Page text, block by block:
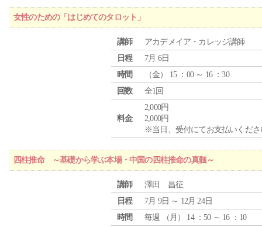
女性のための「はじめてのタロット」
講師
アカデメイア・カレッジ講師
日程
7月 6日
時間
（金） 15 ：00 ～ 16 ：30
回数
全1回
料金
2,000円
2,000円
※当日、受付にてお支払いくださ
四柱推命 ～基礎から学ぶ本場・中国の四柱推命の真髄～
講師
澤田 昌征
日程
7月 9日 ～ 12月 24日
時間
毎週 （ 月 ） 14 ：50 ～ 16 ：10